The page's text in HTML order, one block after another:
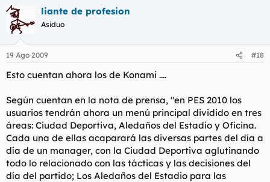
liante de profesion
Asiduo
19 Ago 2009 #18
Esto cuentan ahora los de Konami ....
Según cuentan en la nota de prensa, "en PES 2010 los
usuarios tendrán ahora un menú principal dividido en tres
áreas: Ciudad Deportiva, Aledaños del Estadio y Oficina.
Cada una de ellas acaparará las diversas partes del día a
día de un manager, con la Ciudad Deportiva aglutinando
todo lo relacionado con las tácticas y las decisiones del
día del partido; Los Aledaños del Estadio para las